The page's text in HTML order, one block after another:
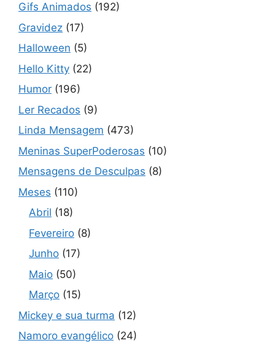
Gifs Animados (192)
Gravidez (17)
Halloween (5)
Hello Kitty (22)
Humor (196)
Ler Recados (9)
Linda Mensagem (473)
Meninas SuperPoderosas (10)
Mensagens de Desculpas (8)
Meses (110)
Abril (18)
Fevereiro (8)
Junho (17)
Maio (50)
Março (15)
Mickey e sua turma (12)
Namoro evangélico (24)